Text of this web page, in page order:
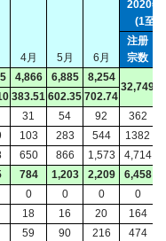
4月 5月 6月
2020年
(1至6
注册
宗数
4,866 6,885 8,254
32,749
383.51 602.35 702.74
31 54 92 362
103 283 544 1382
650 866 1,573 4,714
784 1,203 2,209 6,458
0 0 0
0
18 16 20
164
59 90 216 474